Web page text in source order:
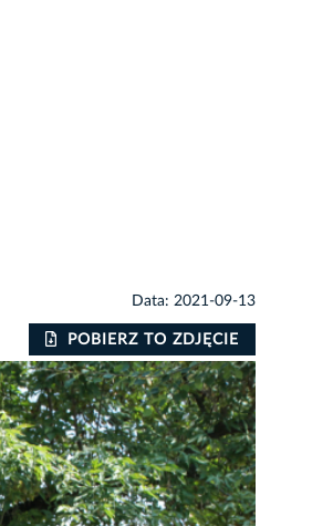
Data: 2021-09-13
POBIERZ TO ZDJĘCIE